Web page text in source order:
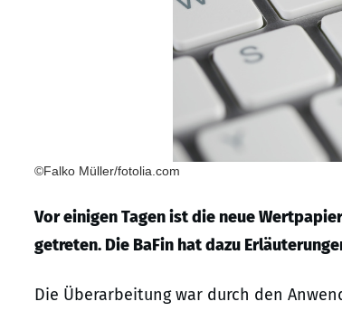
©Falko Müller/fotolia.com
Vor einigen Tagen ist die neue
getreten. Die BaFin hat dazu
Die Überarbeitung war durch den